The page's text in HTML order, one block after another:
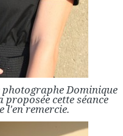
Dominique
cette séance
l'en remercie.